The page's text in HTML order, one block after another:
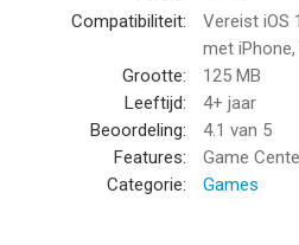
je punten, maar hou de windkracht
kunt in totaal 25 keer schieten.
- TEGEN DE KLOK: snel schieten is
mogelijk binnen de tijdslimiet. Zorg
- OEFENEN: perfectioneer je
scorer ter wereld wordt.
Compatibiliteit:
Vereist iOS
met
Grootte:
125 MB
Leeftijd:
4+ jaar
Beoordeling:
4.1 van 5
Features:
Game
Categorie:
Games